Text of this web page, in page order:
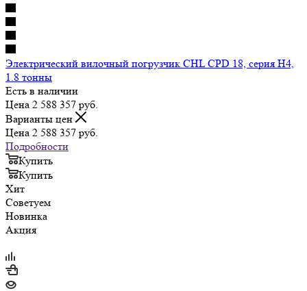
Электрический вилочный погрузчик CHL CPD 18, серия H4,
1.8 тонны
Есть в наличии
Цена 2 588 357 руб.
Варианты цен
Цена 2 588 357 руб.
Подробности
Купить
Купить
Хит
Советуем
Новинка
Акция